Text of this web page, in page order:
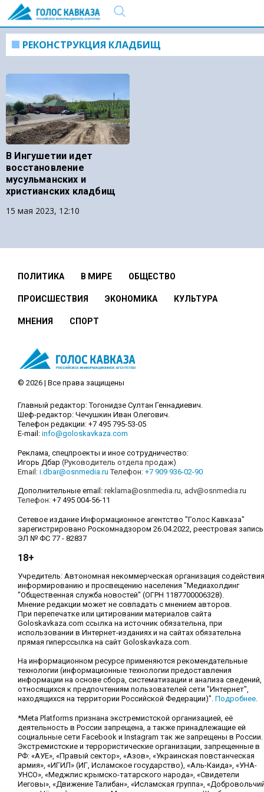
РЕКОНСТРУКЦИЯ КЛАДБИЩ
В Ингушетии идет
восстановление
мусульманских и
христианских кладбищ
15 мая 2023, 12:10
ПОЛИТИКА В МИРЕ ОБЩЕСТВО
ПРОИСШЕСТВИЯ ЭКОНОМИКА КУЛЬТУРА
МНЕНИЯ СПОРТ
© 2026 | Все права защищены
Главный редактор: Тогонидзе Султан Геннадиевич.
Шеф-редактор: Чечушкин Иван Олегович.
Телефон редакции: +7 495 795-53-05
E-mail: info@goloskavkaza.com
Реклама, спецпроекты и иное сотрудничество:
Игорь Дбар (Руководитель отдела продаж)
Email: i.dbar@osnmedia.ru Телефон: +7 909 936-02-90
Дополнительные email: reklama@osnmedia.ru, adv@osnmedia.ru
Телефон: +7 495 004-56-11
Сетевое издание Информационное агентство "Голос Кавказа"
зарегистрировано Роскомнадзором 26.04.2022, реестровая запись
ЭЛ № ФС 77 - 82837
18+
Учредитель: Автономная некоммерческая организация содействия
информированию и просвещению населения "Медиахолдинг
"Общественная служба новостей" (ОГРН 1187700006328).
Мнение редакции может не совпадать с мнением авторов.
При перепечатке или цитировании материалов сайта
Goloskavkaza.com ссылка на источник обязательна, при
использовании в Интернет-изданиях и на сайтах обязательна
прямая гиперссылка на сайт Goloskavkaza.com.
На информационном ресурсе применяются рекомендательные
технологии (информационные технологии предоставления
информации на основе сбора, систематизации и анализа сведений,
относящихся к предпочтениям пользователей сети "Интернет",
находящихся на территории Российской Федерации)". Подробнее.
*Meta Platforms признана экстремистской организацией, её
деятельность в России запрещена, а также принадлежащие ей
социальные сети Facebook и Instagram так же запрещены в России.
Экстремистские и террористические организации, запрещенные в
РФ: «АУЕ», «Правый сектор», «Азов», «Украинская повстанческая
армия», «ИГИЛ» (ИГ, Исламское государство), «Аль-Каида», «УНА-
УНСО», «Меджлис крымско-татарского народа», «Свидетели
Иеговы», «Движение Талибан», «Исламская группа»,